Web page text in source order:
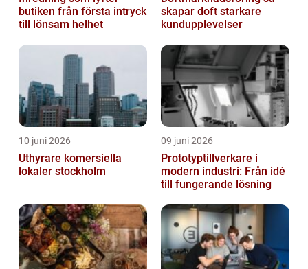
butiken från första intryck
till lönsam helhet
skapar doft starkare
kundupplevelser
10 juni 2026
Uthyrare komersiella
lokaler stockholm
09 juni 2026
Prototyptillverkare i
modern industri: Från idé
till fungerande lösning